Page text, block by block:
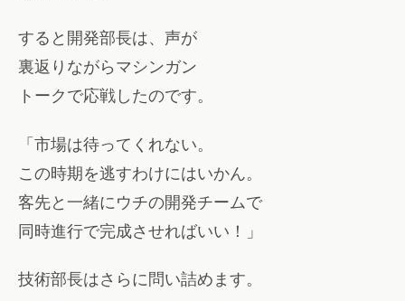
すると開発部長は、声が
裏返りながらマシンガン
トークで応戦したのです。
「市場は待ってくれない。
この時期を逃すわけにはいかん。
客先と一緒にウチの開発チームで
同時進行で完成させればいい！」
技術部長はさらに問い詰めます。